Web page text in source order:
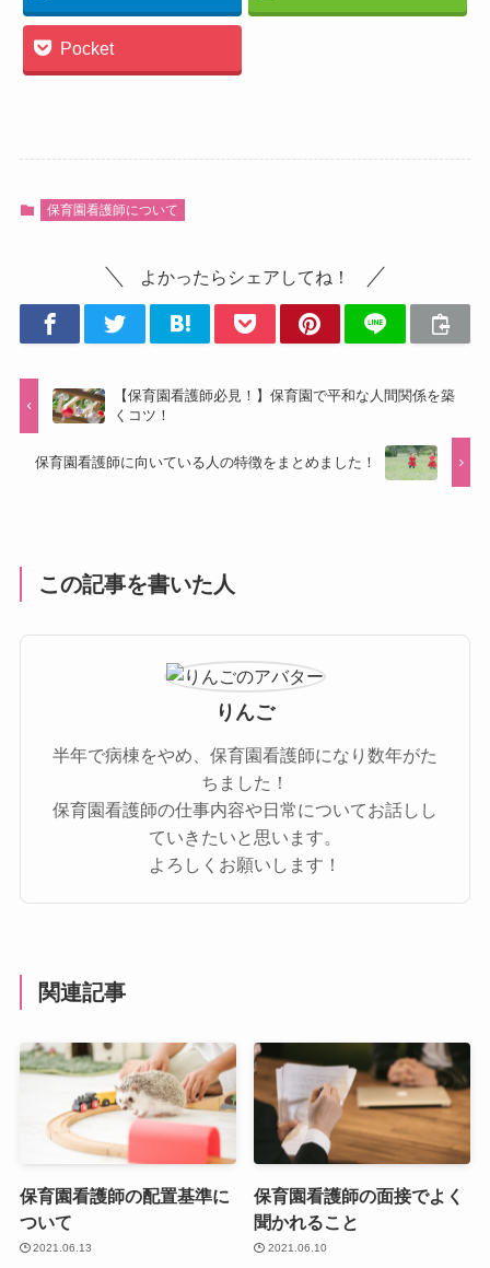
Pocket
保育園看護師について
よかったらシェアしてね！
【保育園看護師必見！】保育園で平和な人間関係を築
くコツ！
保育園看護師に向いている人の特徴をまとめました！
この記事を書いた人
りんご
半年で病棟をやめ、保育園看護師になり数年がた
ちました！
保育園看護師の仕事内容や日常についてお話しし
ていきたいと思います。
よろしくお願いします！
関連記事
保育園看護師の配置基準に
ついて
2021.06.13
保育園看護師の面接でよく
聞かれること
2021.06.10